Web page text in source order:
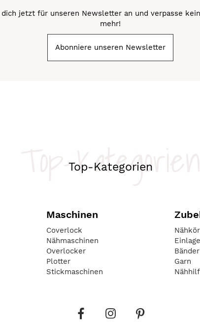
dich jetzt für unseren Newsletter an und verpasse
mehr!
Abonniere unseren Newsletter
Top-Kategorien
Top-Kategorien
Maschinen
Coverlock
Nähmaschinen
Overlocker
Plotter
Stickmaschinen
Bänder
Garn